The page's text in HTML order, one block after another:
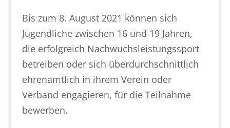
Bis zum 8. August 2021 können sich
Jugendliche zwischen 16 und 19 Jahren,
die erfolgreich Nachwuchsleistungssport
betreiben oder sich überdurchschnittlich
ehrenamtlich in ihrem Verein oder
Verband engagieren, für die Teilnahme
bewerben.